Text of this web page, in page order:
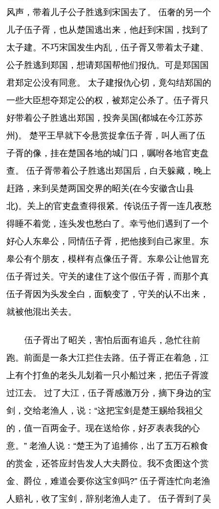
风声，带着儿子公子胜逃到宋国去了。 伍奢的另一个
儿子伍子胥，也从楚国逃出来，他赶到宋国，找到了
太子建。不巧宋国发生内乱，伍子胥又带着太子建、
公子胜逃到郑国，想请郑国帮他们报仇。可是郑国国
君郑定公没有同意。 太子建报仇心切，竟勾结郑国的
一些大臣想夺郑定公的权，被郑定公杀了。伍子胥只
好带着公子胜逃出郑国，投奔吴国(都城在今江苏苏
州)。 楚平王早就下令悬赏捉拿伍子胥，叫人画了伍
子胥的像，挂在楚国各地的城门口，嘱咐各地官吏盘
查。 伍子胥带着公子胜逃出郑国后，白天躲藏，晚上
赶路，来到吴楚两国交界的昭关(在今安徽含山县
北)。关上的官吏盘查得很紧。传说伍子胥一连几夜愁
得睡不着觉，连头发也愁白了。幸亏他们遇到了一个
好心人东皋公，同情伍子胥，把他接到自己家里。东
皋公有个朋友，模样有点像伍子胥。东皋公让他冒充
伍子胥过关。守关的逮住了这个假伍子胥，而那个真
伍子胥因为头发全白，面貌变了，守关的认不出来，
就被他混出关去。
伍子胥出了昭关，害怕后面有追兵，急忙往前
跑。前面是一条大江拦住去路。伍子胥正在着急，江
上有个打鱼的老头儿划着一只小船过来，把伍子胥渡
过江去。 过了大江，伍子胥感激万分，摘下身边的宝
剑，交给老渔人，说：“这把宝剑是楚王赐给我祖父
的，值一百两金子。现在送给你，好歹表表我的心
意。” 老渔人说：“楚王为了追捕你，出了五万石粮食
的赏金，还答应封告发人大夫爵位。我不贪图这个赏
金、爵位，难道会要你这宝剑吗?” 伍子胥连忙向老渔
人赔礼，收了宝剑，辞别老渔人走了。 伍子胥到了吴